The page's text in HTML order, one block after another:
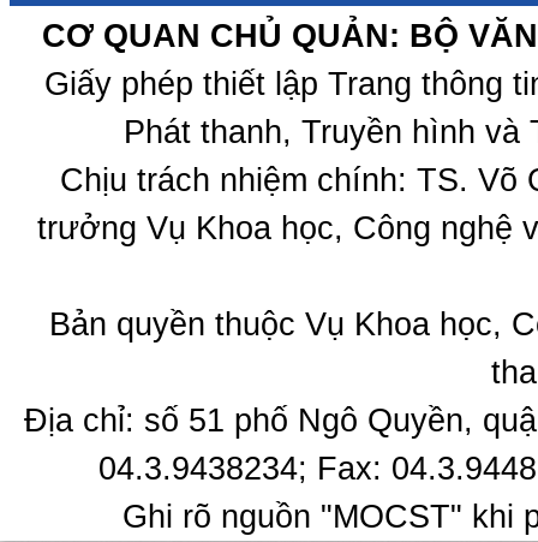
CƠ QUAN CHỦ QUẢN: BỘ
Giấy phép thiết lập Trang thông
Phát thanh, Truyền hình
Chịu trách nhiệm chính: TS.
trưởng Vụ Khoa học, Công nghệ
Bản quyền thuộc Vụ Khoa học,
Địa chỉ: số 51 phố Ngô Quyền,
04.3.9438234; Fax:
Ghi rõ nguồn "MOCST" khi